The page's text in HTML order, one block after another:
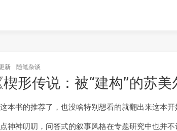
新 随笔杂谈
形传说：被“建构”的苏美
本书的推荐了，也没啥特别想看的就翻出来这本开
神神叨叨，问答式的叙事风格在专题研究中也并